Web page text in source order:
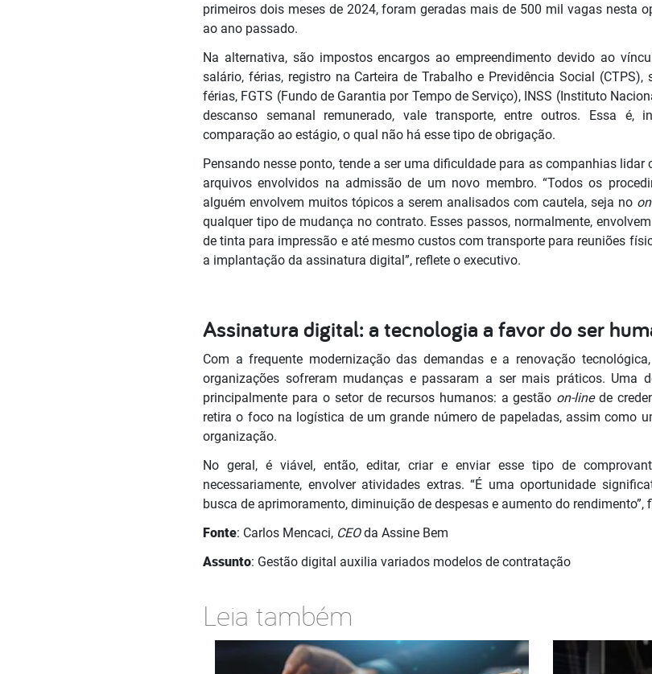
primeiros dois meses de 2024, foram geradas mais de 500 mil vagas nesta
ao ano passado.
Na alternativa, são impostos encargos ao empreendimento devido ao
salário, férias, registro na Carteira de Trabalho e Previdência Social (CTPS),
férias, FGTS (Fundo de Garantia por Tempo de Serviço), INSS (Instituto
descanso semanal remunerado, vale transporte, entre outros. Essa é,
comparação ao estágio, o qual não há esse tipo de obrigação.
Pensando nesse ponto, tende a ser uma dificuldade para as companhias
arquivos envolvidos na admissão de um novo membro. “Todos os
alguém envolvem muitos tópicos a serem analisados com cautela, seja no
qualquer tipo de mudança no contrato. Esses passos, normalmente,
de tinta para impressão e até mesmo custos com transporte para reuniões
a implantação da assinatura digital”, reflete o executivo.
Assinatura digital: a tecnologia a favor do ser
Com a frequente modernização das demandas e a renovação
organizações sofreram mudanças e passaram a ser mais práticos. Uma
principalmente para o setor de recursos humanos: a gestão on-linede
retira o foco na logística de um grande número de papeladas, assim como
organização.
No geral, é viável, então, editar, criar e enviar esse tipo de
necessariamente, envolver atividades extras. “É uma oportunidade
busca de aprimoramento, diminuição de despesas e aumento do rendimento”,
Fonte: Carlos Mencaci, CEOda Assine Bem
Assunto: Gestão digital auxilia variados modelos de contratação
Leia também